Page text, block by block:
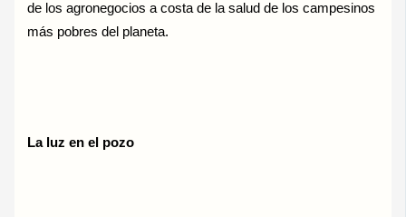
de los agronegocios a costa de la salud de los campesinos
más pobres del planeta.
La luz en el pozo